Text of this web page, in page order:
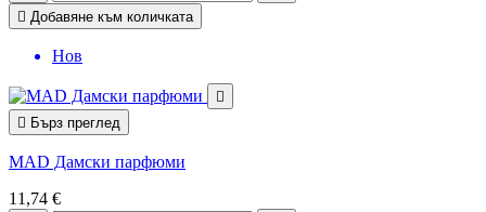
 Добавяне към количката
Нов

 Бърз преглед
MAD Дамски парфюми
11,74 €